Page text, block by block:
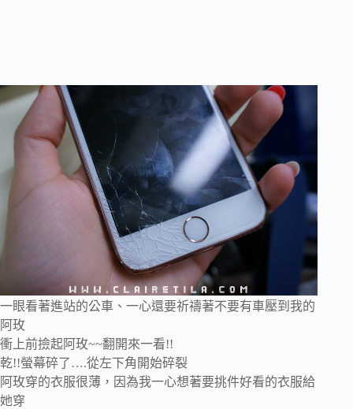
一眼看著進站的公車、一心還要祈禱著不要有車壓到我的
阿玫
衝上前撿起阿玫~~翻開來一看!!
乾!!螢幕碎了….從左下角開始碎裂
阿玫穿的衣服很薄，因為我一心想著要挑件好看的衣服給
她穿